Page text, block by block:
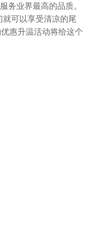
务业界最高的品质。
可以享受清凉的尾
惠升温活动将给这个